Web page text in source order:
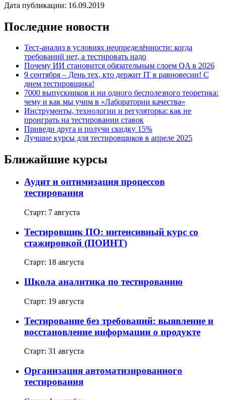
Дата публикации: 16.09.2019
Последние новости
Тест-анализ в условиях неопределённости: когда
требований нет, а тестировать надо
Почему ИИ становится обязательным слоем QA в 2026
9 сентября – День тех, кто держит IT в равновесии! С
днем тестировщика!
7000 выпускников и ни одного бесполезного теоретика:
чему и как мы учим в «Лаборатории качества»
Инструменты, технологии и регуляторка: как не
проиграть на тестировании ставок
Приведи друга и получи скидку 15%
Лучшие курсы для тестировщиков в апреле 2025
Ближайшие курсы
Аудит и оптимизация процессов
тестирования
Старт: 7 августа
Тестировщик ПО: интенсивный курс со
стажировкой (ПОИНТ)
Старт: 18 августа
Школа аналитика по тестированию
Старт: 19 августа
Тестирование без требований: выявление и
восстановление информации о продукте
Старт: 31 августа
Организация автоматизированного
тестирования